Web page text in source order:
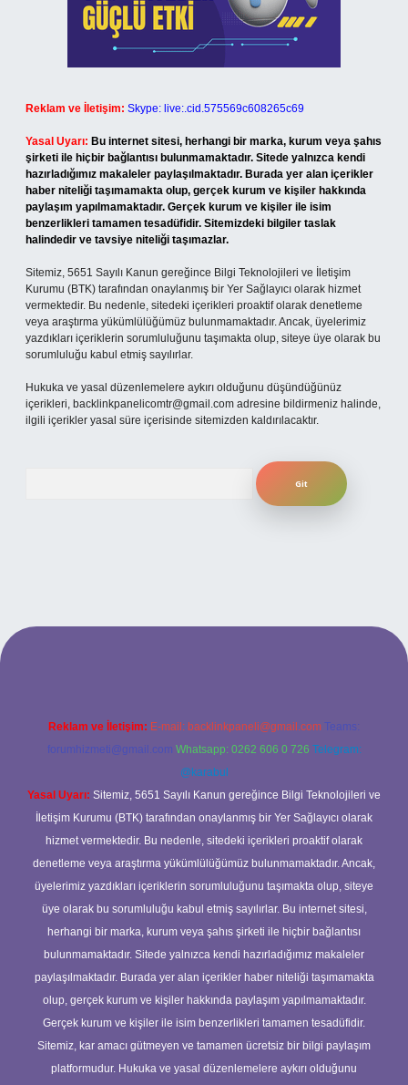
Reklam ve İletişim: Skype: live:.cid.575569c608265c69
Yasal Uyarı: Bu internet sitesi, herhangi bir marka, kurum veya şahıs
şirketi ile hiçbir bağlantısı bulunmamaktadır. Sitede yalnızca kendi
hazırladığımız makaleler paylaşılmaktadır. Burada yer alan içerikler
haber niteliği taşımamakta olup, gerçek kurum ve kişiler hakkında
paylaşım yapılmamaktadır. Gerçek kurum ve kişiler ile isim
benzerlikleri tamamen tesadüfidir. Sitemizdeki bilgiler taslak
halindedir ve tavsiye niteliği taşımazlar.
Sitemiz, 5651 Sayılı Kanun gereğince Bilgi Teknolojileri ve İletişim
Kurumu (BTK) tarafından onaylanmış bir Yer Sağlayıcı olarak hizmet
vermektedir. Bu nedenle, sitedeki içerikleri proaktif olarak denetleme
veya araştırma yükümlülüğümüz bulunmamaktadır. Ancak, üyelerimiz
yazdıkları içeriklerin sorumluluğunu taşımakta olup, siteye üye olarak bu
sorumluluğu kabul etmiş sayılırlar.
Hukuka ve yasal düzenlemelere aykırı olduğunu düşündüğünüz
içerikleri, backlinkpanelicomtr@gmail.com adresine bildirmeniz halinde,
ilgili içerikler yasal süre içerisinde sitemizden kaldırılacaktır.
betexper güncel giriş
Reklam ve İletişim: E-mail: backlinkpaneli@gmail.com Teams:
forumhizmeti@gmail.com Whatsapp: 0262 606 0 726 Telegram:
@karabul
Yasal Uyarı: Sitemiz, 5651 Sayılı Kanun gereğince Bilgi Teknolojileri ve
İletişim Kurumu (BTK) tarafından onaylanmış bir Yer Sağlayıcı olarak
hizmet vermektedir. Bu nedenle, sitedeki içerikleri proaktif olarak
denetleme veya araştırma yükümlülüğümüz bulunmamaktadır. Ancak,
üyelerimiz yazdıkları içeriklerin sorumluluğunu taşımakta olup, siteye
üye olarak bu sorumluluğu kabul etmiş sayılırlar. Bu internet sitesi,
herhangi bir marka, kurum veya şahıs şirketi ile hiçbir bağlantısı
bulunmamaktadır. Sitede yalnızca kendi hazırladığımız makaleler
paylaşılmaktadır. Burada yer alan içerikler haber niteliği taşımamakta
olup, gerçek kurum ve kişiler hakkında paylaşım yapılmamaktadır.
Gerçek kurum ve kişiler ile isim benzerlikleri tamamen tesadüfidir.
Sitemiz, kar amacı gütmeyen ve tamamen ücretsiz bir bilgi paylaşım
platformudur. Hukuka ve yasal düzenlemelere aykırı olduğunu